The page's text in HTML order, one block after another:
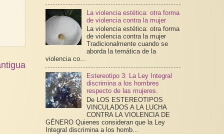
La violencia estética: otra forma
de violencia contra la mujer
La violencia estética: otra forma
de violencia contra la mujer
Tradicionalmente cuando se
aborda la temática de la
violencia co...
Estereotipo 3: La Ley Integral
discrimina a los hombres
respecto de las mujeres.
De LOS ESTEREOTIPOS
VINCULADOS A LA LUCHA
CONTRA LA VIOLENCIA DE
GÉNERO Quienes consideran que la Ley
Integral discrimina a los homb...